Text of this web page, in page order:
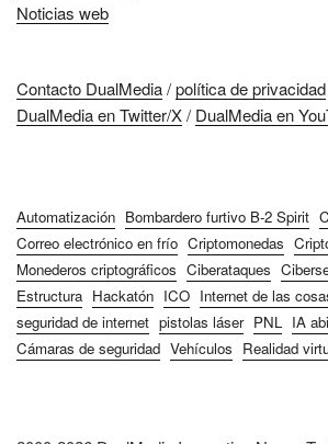
Noticias web
Contacto DualMedia/política de privacidad
DualMedia en Twitter/X/ DualMedia en
Automatización Bombardero furtivo B-2 Spirit
Correo electrónico en frío Criptomonedas
Monederos criptográficos Ciberataques
Estructura Hackatón ICO Internet de las
seguridad de internet pistolas láser PNL IA
Cámaras de seguridad Vehículos Realidad